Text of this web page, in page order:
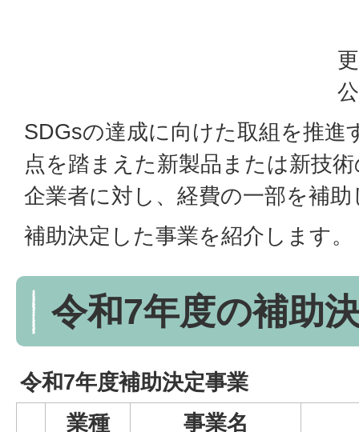
SDGsの達成に向けた取組を推進
点を踏まえた新製品または新技
企業者に対し、経費の一部を補
補助決定した事業を紹介します。
令和7年度の補助
令和7年度補助決定事業
業種
事業名